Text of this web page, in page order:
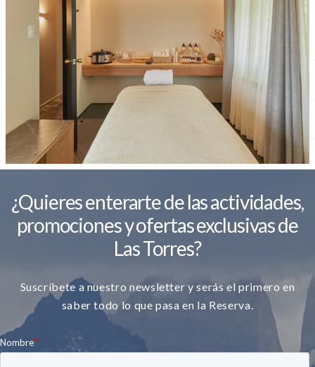
¿Quieres enterarte de las actividades,
promociones y ofertas exclusivas de
Las Torres?
Suscríbete a nuestro newsletter y serás el primero en
saber todo lo que pasa en la Reserva.